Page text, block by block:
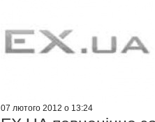
07 лютого 2012 о 13:24